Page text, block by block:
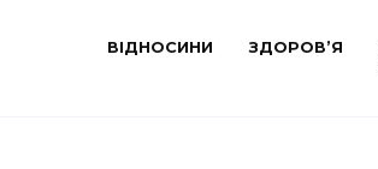
ВІДНОСИНИ ЗДОРОВ’Я